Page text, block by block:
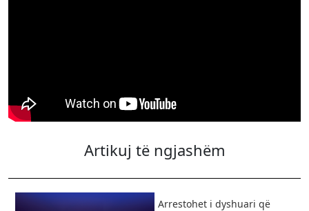
Artikuj të ngjashëm
Arrestohet i dyshuari që